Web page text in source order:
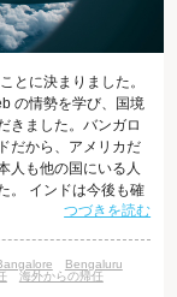
とに決まりました。
の情勢を学び、国境
きました。バンガロ
だから、アメリカだ
人も他の国にいる人
。 インドは今後も確
年前と今では何か違
ーのインド校も、今
つづきを読む
Bengaluru
海外からの帰任